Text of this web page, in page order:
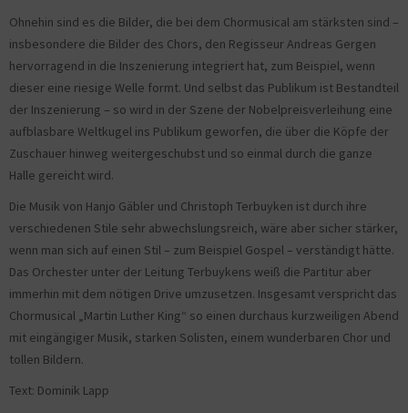
Ohnehin sind es die Bilder, die bei dem Chormusical am stärksten sind –
insbesondere die Bilder des Chors, den Regisseur Andreas Gergen
hervorragend in die Inszenierung integriert hat, zum Beispiel, wenn
dieser eine riesige Welle formt. Und selbst das Publikum ist Bestandteil
der Inszenierung – so wird in der Szene der Nobelpreisverleihung eine
aufblasbare Weltkugel ins Publikum geworfen, die über die Köpfe der
Zuschauer hinweg weitergeschubst und so einmal durch die ganze
Halle gereicht wird.
Die Musik von Hanjo Gäbler und Christoph Terbuyken ist durch ihre
verschiedenen Stile sehr abwechslungsreich, wäre aber sicher stärker,
wenn man sich auf einen Stil – zum Beispiel Gospel – verständigt hätte.
Das Orchester unter der Leitung Terbuykens weiß die Partitur aber
immerhin mit dem nötigen Drive umzusetzen. Insgesamt verspricht das
Chormusical „Martin Luther King“ so einen durchaus kurzweiligen Abend
mit eingängiger Musik, starken Solisten, einem wunderbaren Chor und
tollen Bildern.
Text: Dominik Lapp